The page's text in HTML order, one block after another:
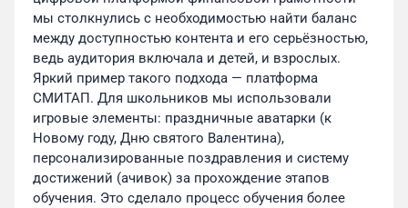
на обычную работу, дружит с птеродактилем и
мечтает накопить на собственную пещеру.
мы столкнулись с необходимостью найти баланс
между доступностью контента и его серьёзностью,
Яркий пример такого подхода — платформа
СМИТАП. Для школьников мы использовали
игровые элементы: праздничные аватарки (к
Новому году, Дню святого Валентина),
персонализированные поздравления и систему
достижений (ачивок) за прохождение этапов
обучения. Это сделало процесс обучения более